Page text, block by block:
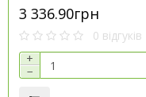
3 336.90грн
0 відгуків
+
−